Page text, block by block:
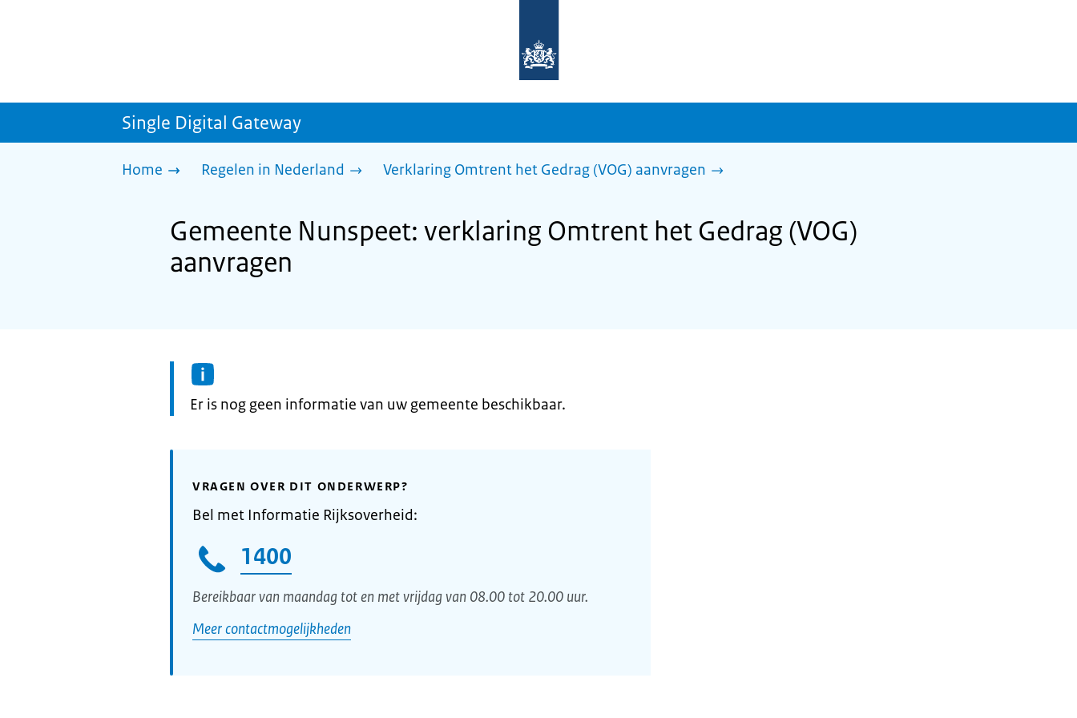
homepage
sdg.rijksoverheid.nl
Single Digital Gateway
Home Regelen in Nederland Verklaring Omtrent het Gedrag (VOG) aanvragen
Gemeente Nunspeet: verklaring Omtrent het Gedrag (VOG)
aanvragen
Informatie:
Er is nog geen informatie van uw gemeente beschikbaar.
VRAGEN OVER DIT ONDERWERP?
Bel met Informatie Rijksoverheid:
1400
Bereikbaar van maandag tot en met vrijdag van 08.00 tot 20.00 uur.
Meer contactmogelijkheden